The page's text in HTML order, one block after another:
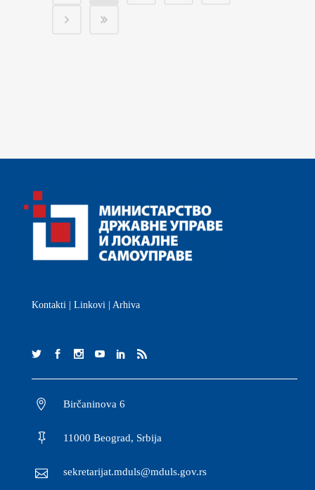
Kontakti Linkovi Arhiva
Birčaninova 6
11000 Beograd, Srbija
sekretarijat.mduls@mduls.gov.rs